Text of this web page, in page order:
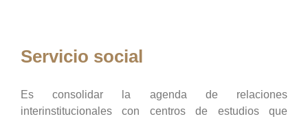
Servicio social
Es consolidar la agenda de relaciones
interinstitucionales con centros de estudios que